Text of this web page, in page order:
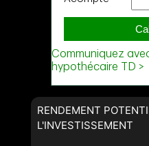
RENDEMENT
L'INVESTISSEMENT